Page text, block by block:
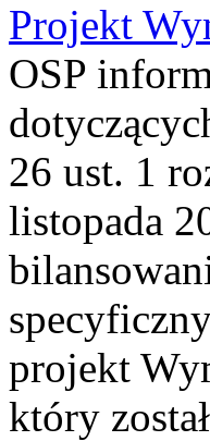
Projekt
OSP
26 ust. 1
listopada
projekt
który